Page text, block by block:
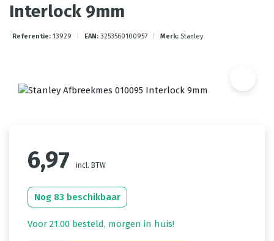
Interlock 9mm
Referentie: 13929 EAN: 3253560100957 Merk: Stanley
6,97 incl. BTW
Nog 83 beschikbaar
Voor 21.00 besteld, morgen in huis!